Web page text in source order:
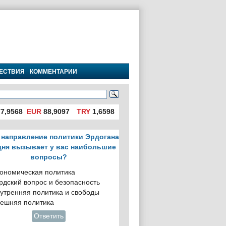
КОММЕНТАРИИ
EUR 88,9097 TRY1,6598
политики Эрдогана
вызывает у вас наибольшие
вопросы?
политика
вопрос и безопасность
политика и свободы
политика
Ответить